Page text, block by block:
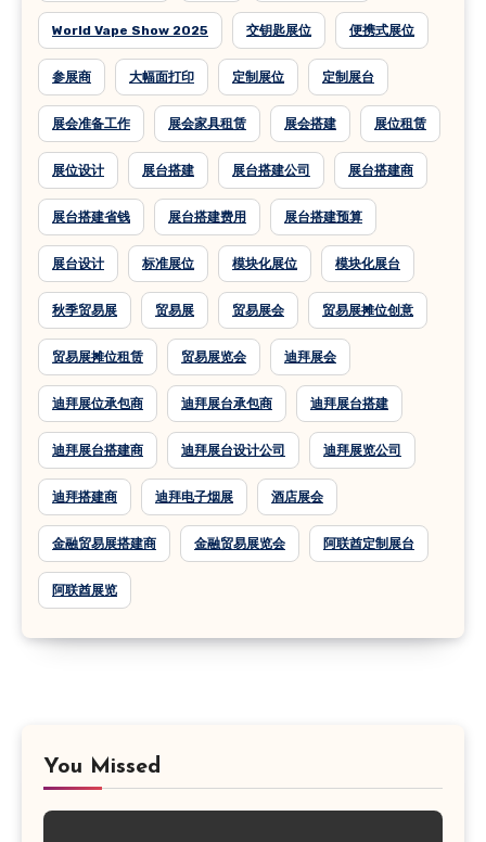
World Vape Show 2025 交钥匙展位 便携式展位
参展商 大幅面打印 定制展位 定制展台
展会准备工作 展会家具租赁 展会搭建 展位租赁
展位设计 展台搭建 展台搭建公司 展台搭建商
展台搭建省钱 展台搭建费用 展台搭建预算
展台设计 标准展位 模块化展位 模块化展台
秋季贸易展 贸易展 贸易展会 贸易展摊位创意
贸易展摊位租赁 贸易展览会 迪拜展会
迪拜展位承包商 迪拜展台承包商 迪拜展台搭建
迪拜展台搭建商 迪拜展台设计公司 迪拜展览公司
迪拜搭建商 迪拜电子烟展 酒店展会
金融贸易展搭建商 金融贸易展览会 阿联酋定制展台
阿联酋展览
You Missed